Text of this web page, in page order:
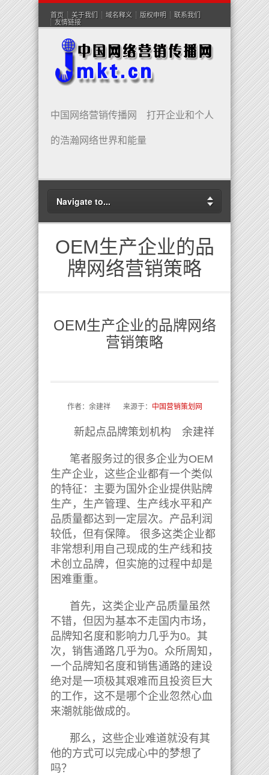
首页 关于我们 域名释义 版权申明
联系我们
友情链接
中国网络营销传播网 打开企业和个人
的浩瀚网络世界和能量
Navigate to...
OEM生产企业的品
牌网络营销策略
OEM生产企业的品牌网络
营销策略
作者：余建祥 来源于： 中国营销策划网
新起点品牌策划机构 余建祥
笔者服务过的很多企业为OEM
生产企业，这些企业都有一个类似
的特征：主要为国外企业提供贴牌
生产，生产管理、生产线水平和产
品质量都达到一定层次。产品利润
较低，但有保障。 很多这类企业都
非常想利用自己现成的生产线和技
术创立品牌，但实施的过程中却是
困难重重。
首先，这类企业产品质量虽然
不错，但因为基本不走国内市场，
品牌知名度和影响力几乎为0。其
次，销售通路几乎为0。众所周知，
一个品牌知名度和销售通路的建设
绝对是一项极其艰难而且投资巨大
的工作，这不是哪个企业忽然心血
来潮就能做成的。
那么，这些企业难道就没有其
他的方式可以完成心中的梦想了
吗？